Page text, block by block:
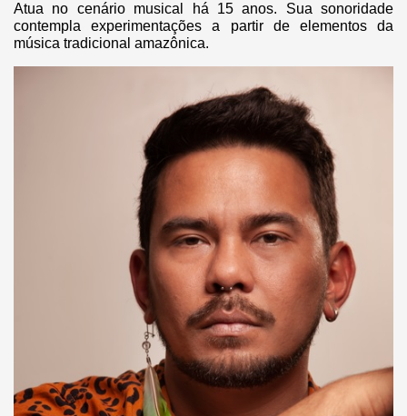
Atua no cenário musical há 15 anos. Sua sonoridade
contempla experimentações a partir de elementos da
música tradicional amazônica.